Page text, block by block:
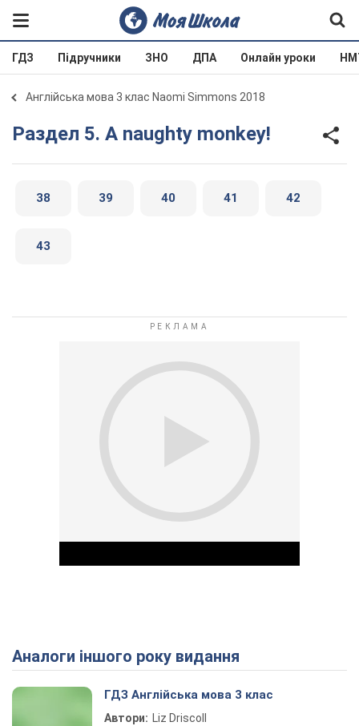
ГДЗ Підручники ЗНО ДПА Онлайн уроки
Англійська мова 3 клас Naomi Simmons 2018
Раздел 5. A naughty monkey!
38 39 40 41 42
43
Play Video
Аналоги іншого року видання
ГДЗ Англійська мова 3 клас
Автори: Liz Driscoll